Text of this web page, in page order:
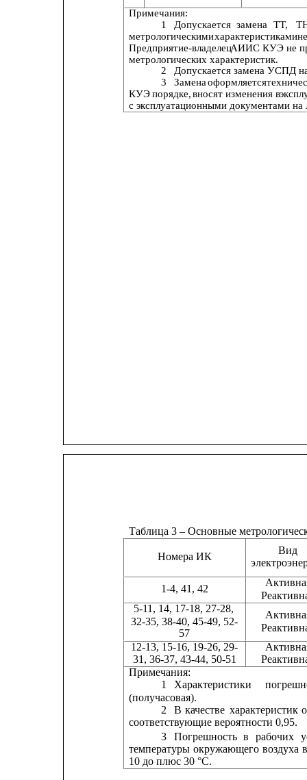
Примечания:
1
Допускается замена ТТ,
метрологическимихарактеристиками
Предприятие-владелецАИИС КУЭ не
метрологических характеристик.
2
Допускается замена УСПД
3
Замена оформляется
КУЭ порядке,вносят изменения в
с эксплуатационными документами
Вид
1-4, 41, 42
57
Таблица 3 – Основные
Номера ИК
5-11, 14, 17-18, 27-28,
32-35, 38-40, 45-49, 52-
12-13, 15-16, 19-26, 29-
31, 36-37, 43-44, 50-51
Примечания:
1
Характеристики
(получасовая).
2
В качестве характеристик
соответствующие вероятности 0,95.
3
Погрешность в рабочих
температуры окружающего воздуха
10 до плюс 30 °С.